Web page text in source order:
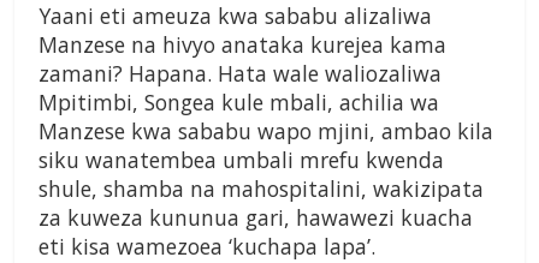
Yaani eti ameuza kwa sababu alizaliwa
Manzese na hivyo anataka kurejea kama
zamani? Hapana. Hata wale waliozaliwa
Mpitimbi, Songea kule mbali, achilia wa
Manzese kwa sababu wapo mjini, ambao kila
siku wanatembea umbali mrefu kwenda
shule, shamba na mahospitalini, wakizipata
za kuweza kununua gari, hawawezi kuacha
eti kisa wamezoea ‘kuchapa lapa’.